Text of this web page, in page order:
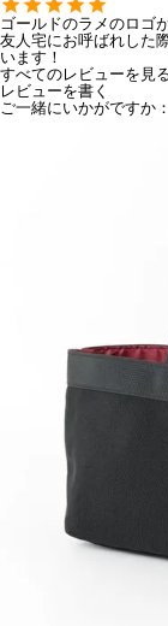
ゴールドのラメのロゴ
友人宅にお呼ばれした
います！
すべてのレビューを見
レビューを書く
ご一緒にいかがですか：